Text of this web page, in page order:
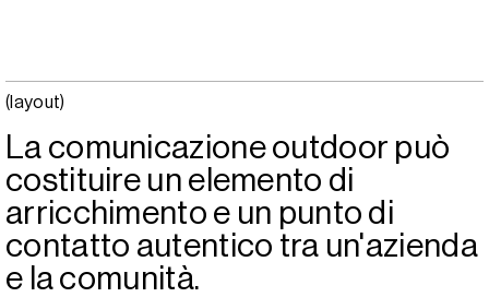
(layout)
La comunicazione outdoor può
costituire un elemento di
arricchimento e un punto di
contatto autentico tra un'azienda
e la comunità.